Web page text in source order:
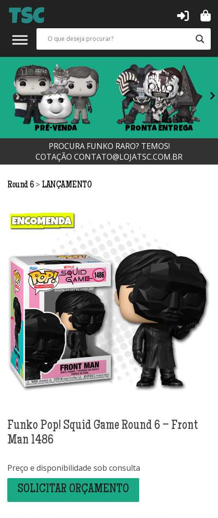
PRÉ-VENDA PRONTA ENTREGA
Next
PROCURA FUNKO RARO? TEMOS!
COTAÇÃO CONTATO@LOJATSC.COM.BR
Round 6 > LANÇAMENTO
Funko Pop! Squid Game Round 6 – Front
Man 1486
Preço e disponibilidade sob consulta
SOLICITAR ORÇAMENTO